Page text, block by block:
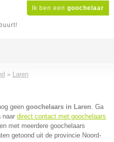
Ik ben een goochelaar
» Laren
geen goochelaars in Laren. Ga
naar direct contact met goochelaars
met meerdere goochelaars
getoond uit de provincie Noord-